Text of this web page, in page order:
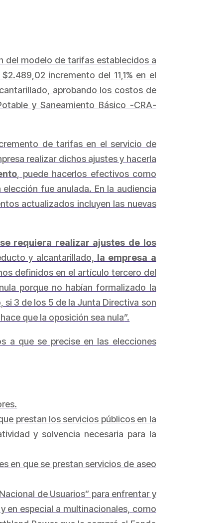
del modelo de tarifas establecidos a
incremento del 11,1% en el
aprobando los costos de
y Saneamiento Básico -CRA-
de tarifas en el servicio de
realizar dichos ajustes y hacerla
, puede hacerlos efectivos como
fue anulada. En la audiencia
actualizados incluyen las nuevas
requiera realizar ajustes de los
y alcantarillado, la empresa a
definidos en el artículo tercero del
porque no habían formalizado la
3 de los 5 de la Junta Directiva son
que la oposición sea nula”.
a que se precise en las elecciones
prestan los servicios públicos en la
y solvencia necesaria para la
en que se prestan servicios de aseo
de Usuarios” para enfrentar y
en especial a multinacionales, como